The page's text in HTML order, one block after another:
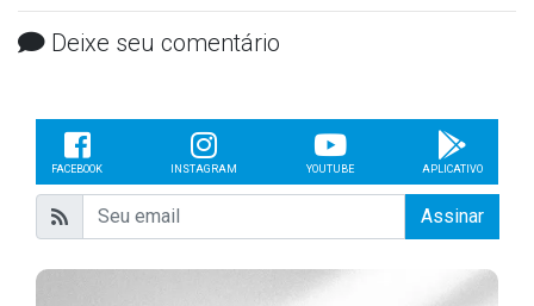
Deixe seu comentário
FACEBOOK INSTAGRAM YOUTUBE APLICATIVO
Assinar